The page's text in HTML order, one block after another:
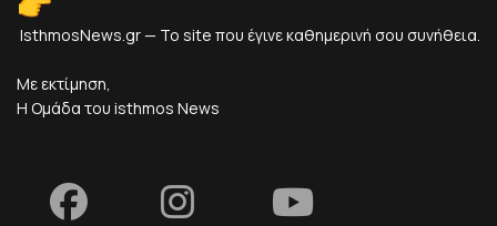
IsthmosNews.gr — Το site που έγινε καθημερινή σου συνήθεια.
Με εκτίμηση,
Η Ομάδα του isthmos News